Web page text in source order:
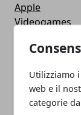
Utilizziamo
web e il
categorie
Apple
Videogames
Android
MacBook
FaceBook
Google Maps